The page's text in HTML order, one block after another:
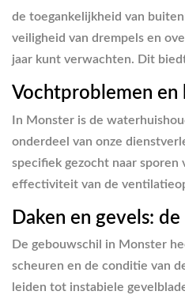
de toegankelijkheid van
veiligheid van drempels en
jaar kunt verwachten. Dit
Vochtproblemen
In Monster is de
onderdeel van onze
specifiek gezocht naar
effectiviteit van de
Daken en gevels:
De gebouwschil in Monster
scheuren en de conditie van
leiden tot instabiele